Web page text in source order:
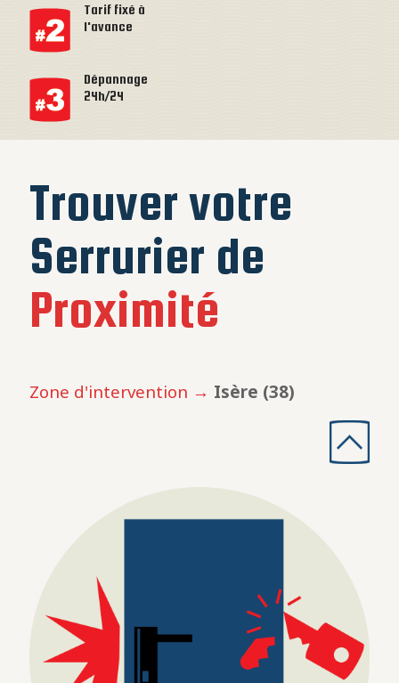
Tarif fixé à
l'avance
Dépannage
24h/24
Trouver votre
Serrurier de
Proximité
Zone d'intervention → Isère (38)